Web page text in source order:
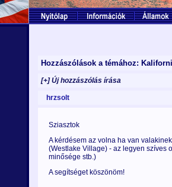
Hozzászólások a témához:
[+] Új hozzászólás írása
hrzsolt
Sziasztok
A kérdésem az volna ha van
(Westlake Village) - az legyen szíves
minősége stb.)
A segítséget köszönöm!